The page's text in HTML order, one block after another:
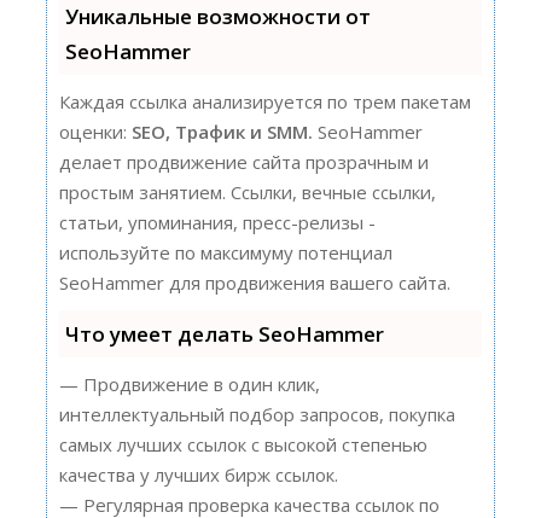
Уникальные возможности от
SeoHammer
Каждая ссылка анализируется по трем пакетам
оценки: SEO, Трафик и SMM. SeoHammer
делает продвижение сайта прозрачным и
простым занятием. Ссылки, вечные ссылки,
статьи, упоминания, пресс-релизы -
используйте по максимуму потенциал
SeoHammer для продвижения вашего сайта.
Что умеет делать SeoHammer
— Продвижение в один клик,
интеллектуальный подбор запросов, покупка
самых лучших ссылок с высокой степенью
качества у лучших бирж ссылок.
— Регулярная проверка качества ссылок по